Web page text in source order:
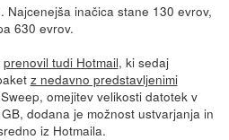
Najcenejša inačica stane 130 evrov,
630 evrov.
prenovil tudi Hotmail, ki sedaj
z nedavno predstavljenimi
omejitev velikosti datotek v
dodana je možnost ustvarjanja in
iz Hotmaila.